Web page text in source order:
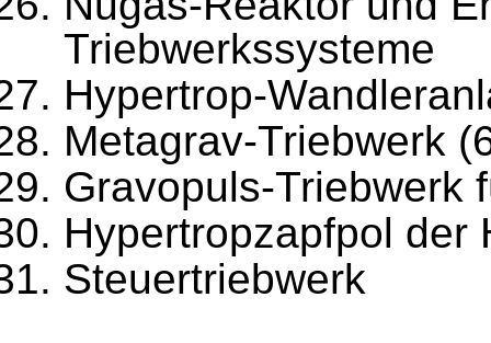
Triebwerkssysteme
Hypertrop-
Metagrav-Triebwerk
Gravopuls-Triebwerk
Hypertropzapfpol der
Steuertriebwerk